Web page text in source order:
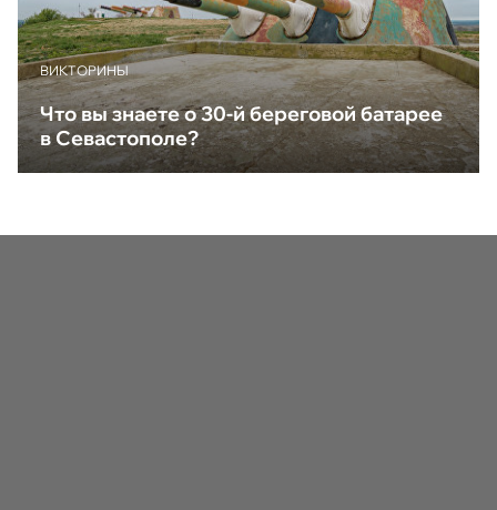
ВИКТОРИНЫ
Что вы знаете о 30-й береговой батарее
в Севастополе?